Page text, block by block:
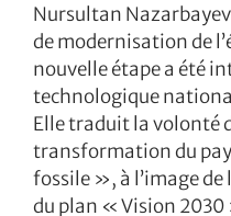
Nursultan
de modernisation de
nouvelle étape a été
technologique
Elle traduit la volonté
transformation du
fossile », à l’image
du plan « Vision 2030